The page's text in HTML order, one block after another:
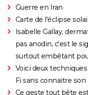
Guerre en Iran
Carte de l'éclipse
Isabelle Gallay,
pas anodin, c'est le
surtout embêtant
Voici deux
Fi sans connaitre
Ce geste tout bête